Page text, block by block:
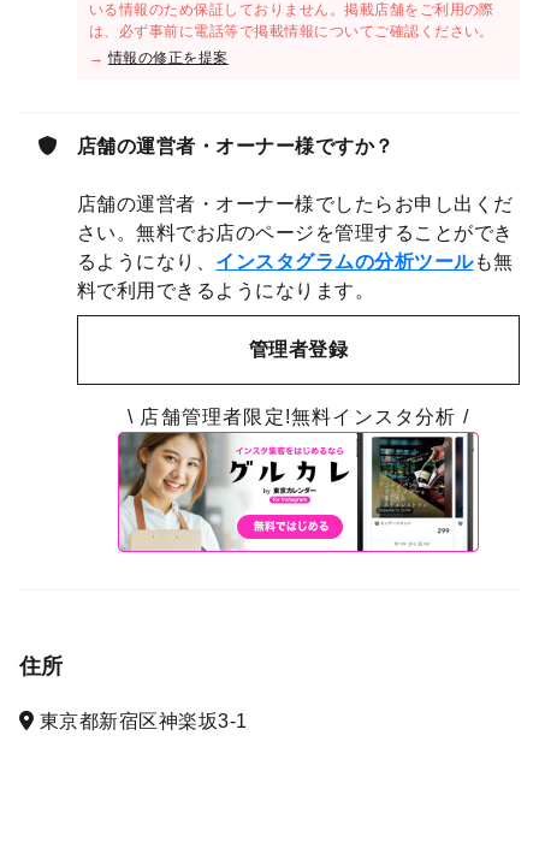
いる情報のため保証しておりません。掲載店舗をご利用の際
は、必ず事前に電話等で掲載情報についてご確認ください。
→情報の修正を提案
店舗の運営者・オーナー様ですか？
店舗の運営者・オーナー様でしたらお申し出くだ
さい。無料でお店のページを管理することができ
るようになり、 インスタグラムの分析ツールも無
料で利用できるようになります。
管理者登録
\ 店舗管理者限定!無料インスタ分析 /
住所
東京都新宿区神楽坂3-1